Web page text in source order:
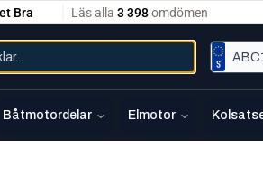
Båtmotordelar Elmotor